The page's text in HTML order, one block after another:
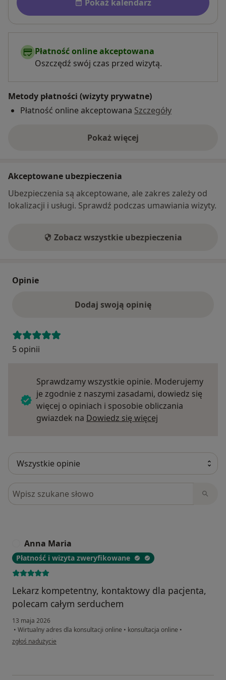
Pokaż kalendarz
Płatność online akceptowana
Oszczędź swój czas przed wizytą.
Metody płatności (wizyty prywatne)
Płatność online akceptowana Szczegóły
Pokaż więcej
o adresie
Akceptowane ubezpieczenia
Ubezpieczenia są akceptowane, ale zakres zależy od
lokalizacji i usługi. Sprawdź podczas umawiania wizyty.
Zobacz wszystkie ubezpieczenia
Opinie
Dodaj swoją opinię
5 opinii
Sprawdzamy wszystkie opinie. Moderujemy
je zgodnie z naszymi zasadami, dowiedz się
więcej o opiniach i sposobie obliczania
gwiazdek na Dowiedz się więcej
Szukaj w opiniach
Anna Maria
Płatność i wizyta zweryfikowane
Lekarz kompetentny, kontaktowy dla pacjenta,
polecam całym serduchem
13 maja 2026
• Wirtualny adres dla konsultacji online • konsultacja online •
w opinii użytkownika Anna Maria
zgłoś nadużycie